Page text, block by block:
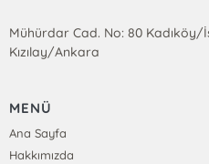
Mühürdar Cad. No: 80 Kadıköy/
Kızılay/Ankara
MENÜ
Ana Sayfa
Hakkımızda